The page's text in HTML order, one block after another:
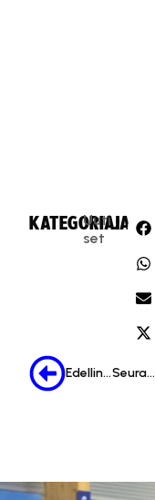
KATEGORIA:
Uuti
set
JAA:
Edellinen Seuraava